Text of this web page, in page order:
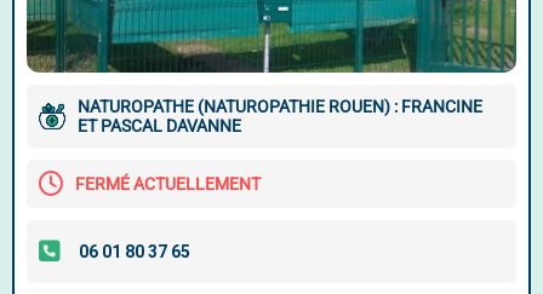
NATUROPATHE (NATUROPATHIE ROUEN) : FRANCINE
ET PASCAL DAVANNE
FERMÉ ACTUELLEMENT